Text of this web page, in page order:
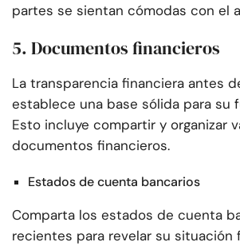
partes se sientan cómodas con el
5. Documentos financieros
La transparencia financiera antes
establece una base sólida para su
Esto incluye compartir y organizar
documentos financieros.
Estados de cuenta bancarios
Comparta los estados de cuenta
recientes para revelar su situación